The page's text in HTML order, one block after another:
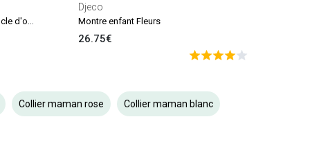
Djeco
Montre enfant Fleurs
26.75€
Collier maman rose Collier maman blanc